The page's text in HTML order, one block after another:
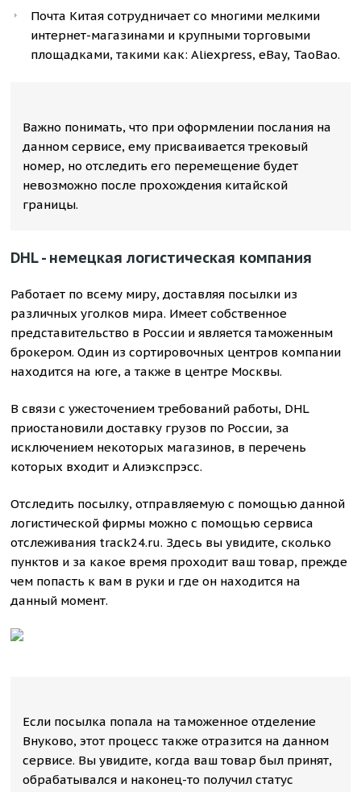
Почта Китая сотрудничает со многими мелкими
интернет-магазинами и крупными торговыми
площадками, такими как: Aliexpress, eBay, TaoBao.
Важно понимать, что при оформлении послания на
данном сервисе, ему присваивается трековый
номер, но отследить его перемещение будет
невозможно после прохождения китайской
границы.
DHL - немецкая логистическая компания
Работает по всему миру, доставляя посылки из
различных уголков мира. Имеет собственное
представительство в России и является таможенным
брокером. Один из сортировочных центров компании
находится на юге, а также в центре Москвы.
В связи с ужесточением требований работы, DHL
приостановили доставку грузов по России, за
исключением некоторых магазинов, в перечень
которых входит и Алиэкспрэсс.
Отследить посылку, отправляемую с помощью данной
логистической фирмы можно с помощью сервиса
отслеживания track24.ru. Здесь вы увидите, сколько
пунктов и за какое время проходит ваш товар, прежде
чем попасть к вам в руки и где он находится на
данный момент.
Если посылка попала на таможенное отделение
Внуково, этот процесс также отразится на данном
сервисе. Вы увидите, когда ваш товар был принят,
обрабатывался и наконец-то получил статус